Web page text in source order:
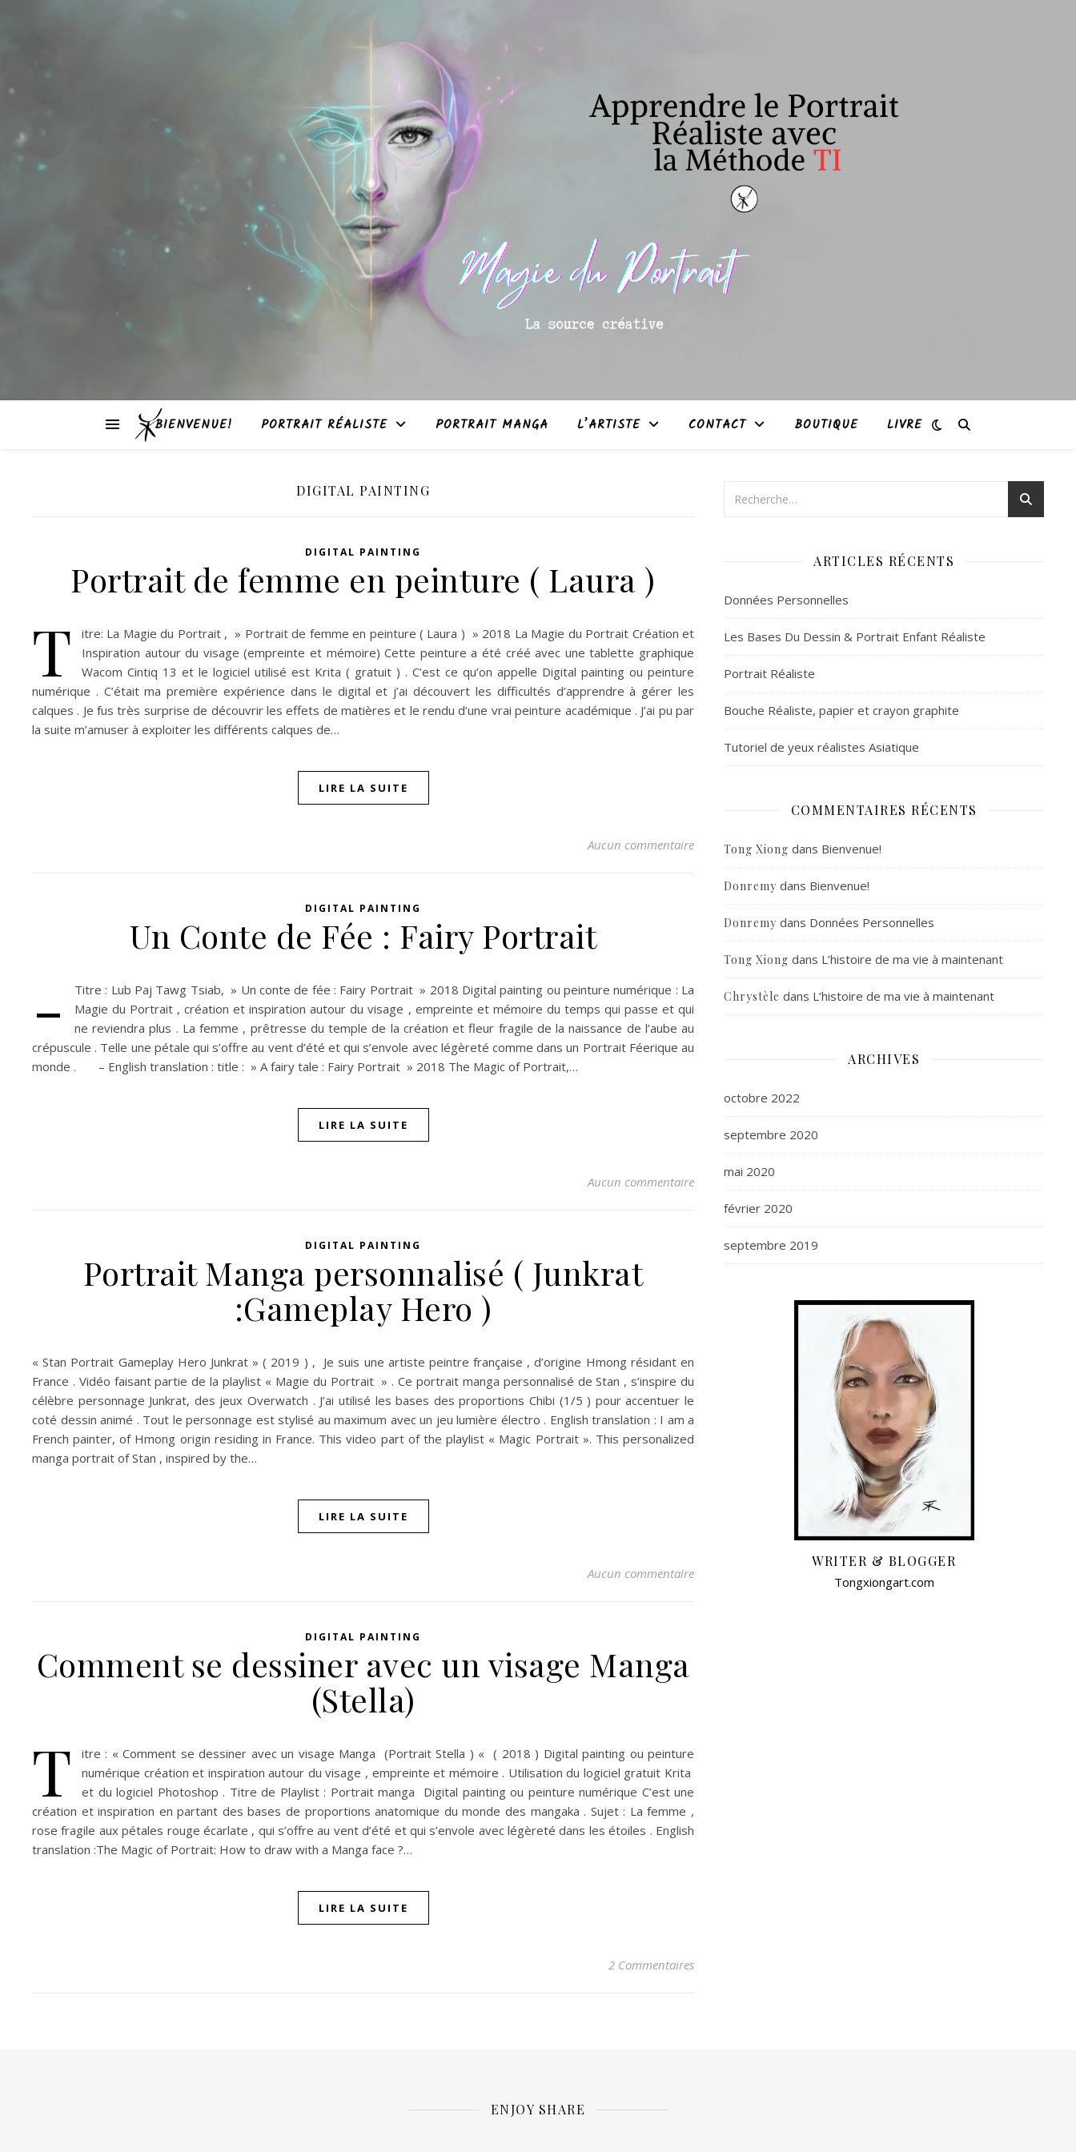
BIENVENUE! PORTRAIT RÉALISTE PORTRAIT MANGA L’ARTISTE CONTACT BOUTIQUE LIVRE
DIGITAL PAINTING
DIGITAL PAINTING
Portrait de femme en peinture ( Laura )
T
itre: La Magie du Portrait , » Portrait de femme en peinture ( Laura ) » 2018 La Magie du Portrait Création et
Inspiration autour du visage (empreinte et mémoire) Cette peinture a été créé avec une tablette graphique
Wacom Cintiq 13 et le logiciel utilisé est Krita ( gratuit ) . C’est ce qu’on appelle Digital painting ou peinture
numérique . C’était ma première expérience dans le digital et j’ai découvert les difficultés d’apprendre à gérer les
calques . Je fus très surprise de découvrir les effets de matières et le rendu d’une vrai peinture académique . J’ai pu par
la suite m’amuser à exploiter les différents calques de…
LIRE LA SUITE
Aucun commentaire
DIGITAL PAINTING
Un Conte de Fée : Fairy Portrait
-
Titre : Lub Paj Tawg Tsiab, » Un conte de fée : Fairy Portrait » 2018 Digital painting ou peinture numérique : La
Magie du Portrait , création et inspiration autour du visage , empreinte et mémoire du temps qui passe et qui
ne reviendra plus . La femme , prêtresse du temple de la création et fleur fragile de la naissance de l’aube au
crépuscule . Telle une pétale qui s’offre au vent d’été et qui s’envole avec légèreté comme dans un Portrait Féerique au
monde . – English translation : title : » A fairy tale : Fairy Portrait » 2018 The Magic of Portrait,…
LIRE LA SUITE
Aucun commentaire
DIGITAL PAINTING
Portrait Manga personnalisé ( Junkrat
:Gameplay Hero )
« Stan Portrait Gameplay Hero Junkrat » ( 2019 ) , Je suis une artiste peintre française , d’origine Hmong résidant en
France . Vidéo faisant partie de la playlist « Magie du Portrait » . Ce portrait manga personnalisé de Stan , s’inspire du
célèbre personnage Junkrat, des jeux Overwatch . J’ai utilisé les bases des proportions Chibi (1/5 ) pour accentuer le
coté dessin animé . Tout le personnage est stylisé au maximum avec un jeu lumière électro . English translation : I am a
French painter, of Hmong origin residing in France. This video part of the playlist « Magic Portrait ». This personalized
manga portrait of Stan , inspired by the…
LIRE LA SUITE
Aucun commentaire
DIGITAL PAINTING
Comment se dessiner avec un visage Manga
(Stella)
T
itre : « Comment se dessiner avec un visage Manga (Portrait Stella ) « ( 2018 ) Digital painting ou peinture
numérique création et inspiration autour du visage , empreinte et mémoire . Utilisation du logiciel gratuit Krita
et du logiciel Photoshop . Titre de Playlist : Portrait manga Digital painting ou peinture numérique C’est une
création et inspiration en partant des bases de proportions anatomique du monde des mangaka . Sujet : La femme ,
rose fragile aux pétales rouge écarlate , qui s’offre au vent d’été et qui s’envole avec légèreté dans les étoiles . English
translation :The Magic of Portrait: How to draw with a Manga face ?…
LIRE LA SUITE
2 Commentaires
ARTICLES RÉCENTS
Données Personnelles
Les Bases Du Dessin & Portrait Enfant Réaliste
Portrait Réaliste
Bouche Réaliste, papier et crayon graphite
Tutoriel de yeux réalistes Asiatique
COMMENTAIRES RÉCENTS
Tong Xiong dans Bienvenue!
Donremy dans Bienvenue!
Donremy dans Données Personnelles
Tong Xiong dans L’histoire de ma vie à maintenant
Chrystèle dans L’histoire de ma vie à maintenant
ARCHIVES
octobre 2022
septembre 2020
mai 2020
février 2020
septembre 2019
WRITER & BLOGGER
Tongxiongart.com
ENJOY SHARE